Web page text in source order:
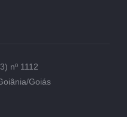
nº 1112
Goiás